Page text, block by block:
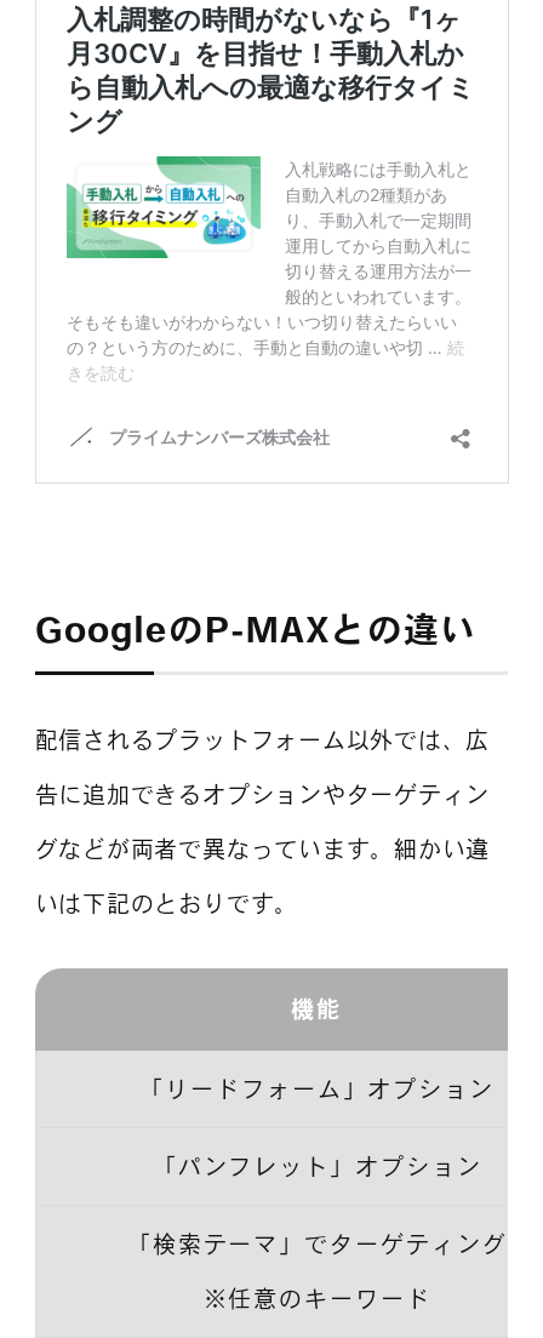
GoogleのP-MAXとの違い
配信されるプラットフォーム以外では、広
告に追加できるオプションやターゲティン
グなどが両者で異なっています。細かい違
いは下記のとおりです。
機能
「リードフォーム」オプション
「パンフレット」オプション
「検索テーマ」でターゲティング
※任意のキーワード